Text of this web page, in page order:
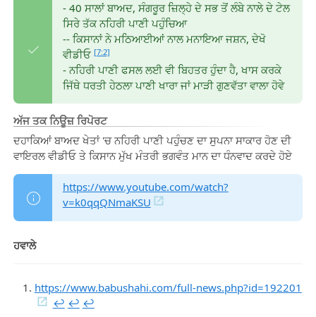
- 40 ਸਾਲਾਂ ਬਾਅਦ, ਸੰਗਰੂਰ ਜ਼ਿਲ੍ਹੇ ਦੇ ਸਭ ਤੋਂ ਲੰਬੇ ਨਾਲੇ ਦੇ ਟੇਲ
ਸਿਰੇ ਤੱਕ ਨਹਿਰੀ ਪਾਣੀ ਪਹੁੰਚਿਆ
-- ਕਿਸਾਨਾਂ ਨੇ ਮਠਿਆਈਆਂ ਨਾਲ ਮਨਾਇਆ ਜਸ਼ਨ, ਦੇਖੋ
ਵੀਡੀਓ[7:2]
- ਨਹਿਰੀ ਪਾਣੀ ਫਸਲ ਲਈ ਵੀ ਬਿਹਤਰ ਹੁੰਦਾ ਹੈ, ਖਾਸ ਕਰਕੇ
ਜਿੱਥੇ ਧਰਤੀ ਹੇਠਲਾ ਪਾਣੀ ਖਾਰਾ ਜਾਂ ਮਾੜੀ ਗੁਣਵੱਤਾ ਵਾਲਾ ਹੋਵੇ
ਅੱਜ ਤਕ ਨਿਊਜ਼ ਰਿਪੋਰਟ
ਦਹਾਕਿਆਂ ਬਾਅਦ ਖੇਤਾਂ 'ਚ ਨਹਿਰੀ ਪਾਣੀ ਪਹੁੰਚਣ ਦਾ ਸੁਪਨਾ ਸਾਕਾਰ ਹੋਣ ਦੀ
ਵਾਇਰਲ ਵੀਡੀਓ ਤੇ ਕਿਸਾਨ ਮੁੱਖ ਮੰਤਰੀ ਭਗਵੰਤ ਮਾਨ ਦਾ ਧੰਨਵਾਦ ਕਰਦੇ ਹੋਏ
https://www.youtube.com/watch?
v=k0qqQNmaKSU
ਹਵਾਲੇ
https://www.babushahi.com/full-news.php?id=192201
↩︎ ↩︎ ↩︎